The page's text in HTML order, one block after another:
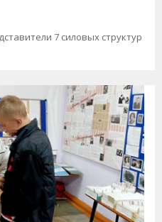
7 силовых структур